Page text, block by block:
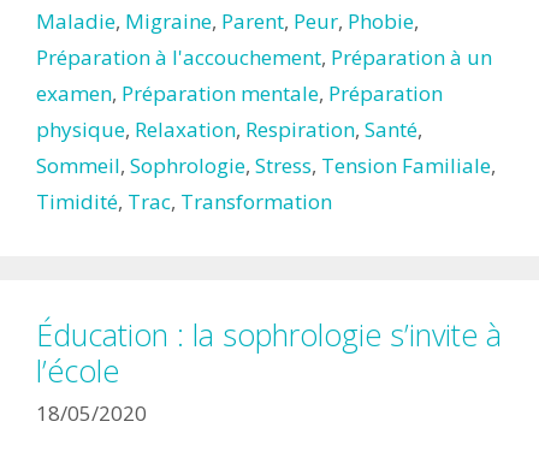
Maladie, Migraine, Parent, Peur, Phobie,
Préparation à l'accouchement, Préparation à un
examen, Préparation mentale, Préparation
physique, Relaxation, Respiration, Santé,
Sommeil, Sophrologie, Stress, Tension Familiale,
Timidité, Trac, Transformation
Éducation : la sophrologie s’invite à
l’école
18/05/2020